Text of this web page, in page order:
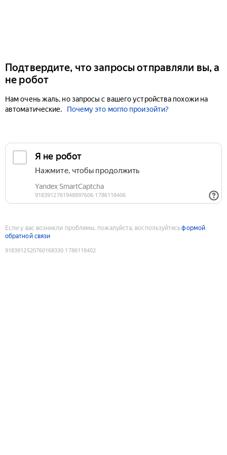
Подтвердите, что запросы отправляли вы, а
не робот
Нам очень жаль, но запросы с вашего устройства похожи на
автоматические.
Почему это могло произойти?
Если у вас возникли проблемы, пожалуйста, воспользуйтесьформой
обратной связи
9183912520760168330:1786118402